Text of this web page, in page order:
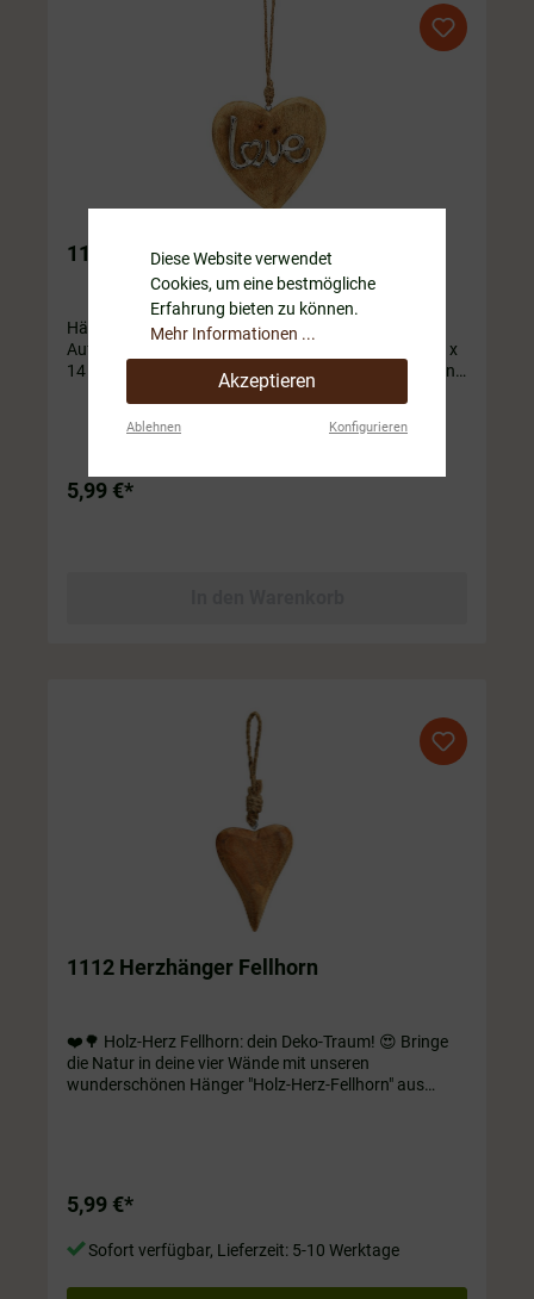
1107.2 Herz Love zum Hängen
Hänge Herz Love aus Mango Voll Holz mit Metall
Aufschrift. Bestens geeignet zum dekorieren. ca.14 x
14 x 2 cm (ohne Kordel) 🌳🤩 Bringe die Natur in deine
vier Wände mit unseren wunderschönen Herz
5,99 €*
1112 Herzhänger Fellhorn
❤️🌳 Holz-Herz Fellhorn: dein Deko-Traum! 😍 Bringe
die Natur in deine vier Wände mit unseren
wunderschönen Hänger "Holz-Herz-Fellhorn" aus
5,99 €*
Sofort verfügbar, Lieferzeit: 5-10 Werktage
Diese Website verwendet
Cookies, um eine bestmögliche
Erfahrung bieten zu können.
Mehr Informationen ...
Akzeptieren
Ablehnen Konfigurieren